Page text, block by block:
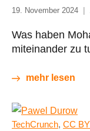
19. November 2024
Was haben
miteinander zu
mehr lesen
TechCrunch, CC